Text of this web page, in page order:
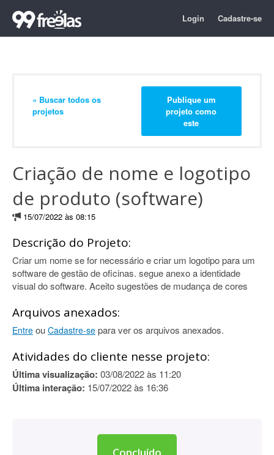
Login Cadastre-se
« Buscar todos os
projetos
Publique um
projeto como
este
Criação de nome e logotipo
de produto (software)
15/07/2022 às 08:15
Descrição do Projeto:
Criar um nome se for necessário e criar um logotipo para um
software de gestão de oficinas. segue anexo a identidade
visual do software. Aceito sugestões de mudança de cores
Arquivos anexados:
Entre ou Cadastre-se para ver os arquivos anexados.
Atividades do cliente nesse projeto:
Última visualização: 03/08/2022 às 11:20
Última interação: 15/07/2022 às 16:36